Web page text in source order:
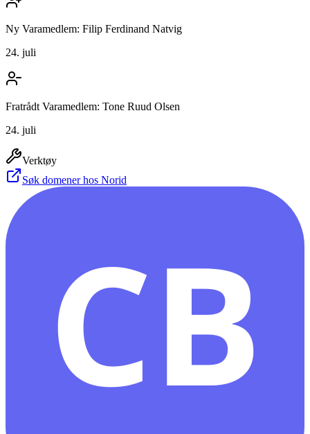
Ny Varamedlem: Filip Ferdinand Natvig
24. juli
Fratrådt Varamedlem: Tone Ruud Olsen
24. juli
Verktøy
Søk domener hos Norid
CB